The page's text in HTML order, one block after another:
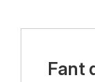
Fant